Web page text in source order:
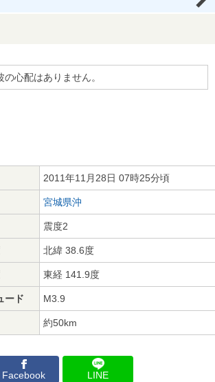
心配はありません。
2011年11月28日 07時25分頃
宮城県沖
震度2
北緯 38.6度
東経 141.9度
ード M3.9
約50km
Facebook LINE